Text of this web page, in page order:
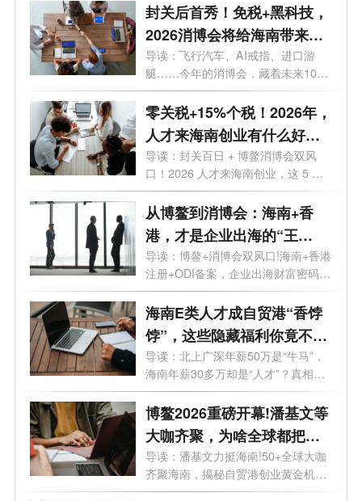
封关后首秀！免税+黑科技，
2026消博会将给海南带来多
大的机遇？
导读：飞行汽车、AI戒指、进口游
艇……今年的消博会，藏着未来10年
的消费...
零关税+15%个税！2026年，
人才来海南创业有什么好
处？看完我坐不住了
导读：封关百日 + 博鳌消博会双风
口！2026 人才来海南创业，这 5 大
好处直接...
从博鳌到消博会：海南+香
港，才是企业出海的“王
炸”组合!
导读：博鳌+消博会双风口!海南+香港
注册+ODI备案，企业出海财富密码藏
不住...
海南E类人才成自贸港“香饽
饽”，这些隐藏福利你竟不知
道？
导读：北上广深年薪50万是“牛马”，
海南年薪30多万却是“人才”？真相
太...
博鳌2026重磅开幕!潘基文等
大咖齐聚，为啥全球都把目
光投向海南？
导读：潘基文力挺海南!50+全球大咖
齐聚海南，揭秘自贸港创业黄金机遇!
从新...